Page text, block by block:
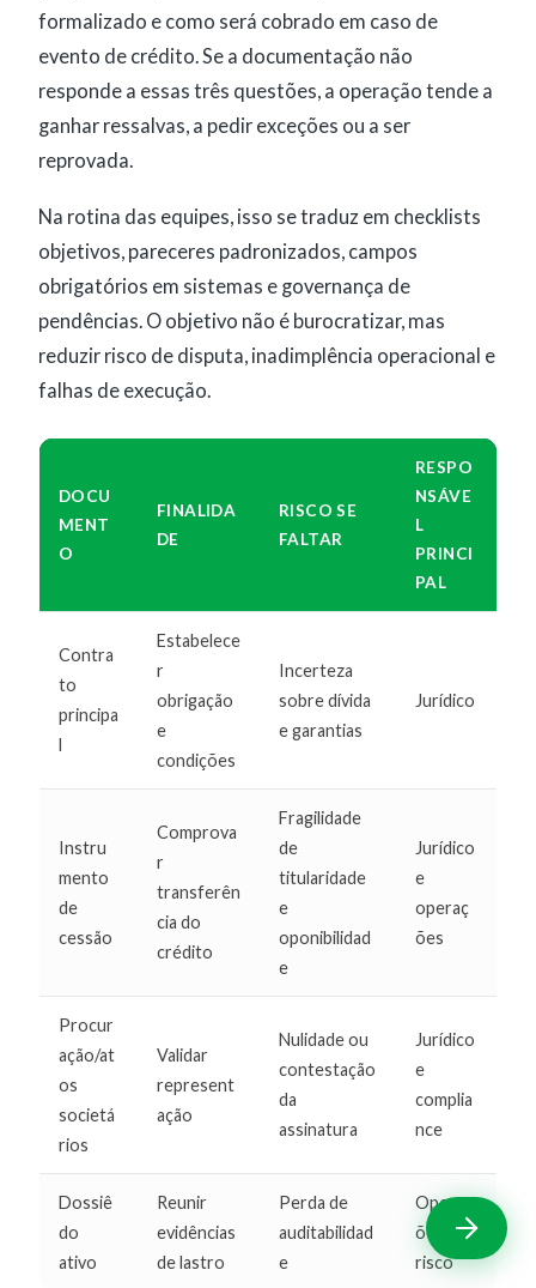
formalizado e como será cobrado em caso de
evento de crédito. Se a documentação não
responde a essas três questões, a operação tende a
ganhar ressalvas, a pedir exceções ou a ser
reprovada.
Na rotina das equipes, isso se traduz em checklists
objetivos, pareceres padronizados, campos
obrigatórios em sistemas e governança de
pendências. O objetivo não é burocratizar, mas
reduzir risco de disputa, inadimplência operacional e
falhas de execução.
DOCU
MENT
O
FINALIDA
DE
RISCO SE
FALTAR
RESPO
NSÁVE
L
PRINCI
PAL
Contra
to
principa
l
Estabelece
r
obrigação
e
condições
Incerteza
sobre dívida
e garantias
Jurídico
Instru
mento
de
cessão
Comprova
r
transferên
cia do
crédito
Fragilidade
de
titularidade
e
oponibilidad
e
Jurídico
e
operaç
ões
Procur
ação/at
os
societá
rios
Validar
represent
ação
Nulidade ou
contestação
da
assinatura
Jurídico
e
complia
nce
Dossiê
do
ativo
Reunir
evidências
de lastro
Perda de
auditabilidad
e
Operaç
ões e
risco